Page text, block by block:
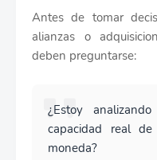
Antes de tomar
alianzas o
deben preguntarse:
¿Estoy
capacidad real
moneda?